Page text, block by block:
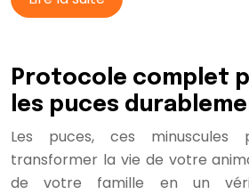
Protocole complet
les puces
Les puces, ces minuscules
transformer la vie de votre
de votre famille en un